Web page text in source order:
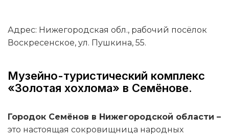
Адрес: Нижегородская обл., рабочий посёлок
Воскресенское, ул. Пушкина, 55.
Музейно-туристический комплекс
«Золотая хохлома» в Семёнове.
Городок Семёнов в Нижегородской области –
это настоящая сокровищница народных